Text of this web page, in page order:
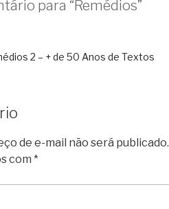
para “Remédios”
2 – + de 50 Anos de Textos
de e-mail não será publicado.
com *